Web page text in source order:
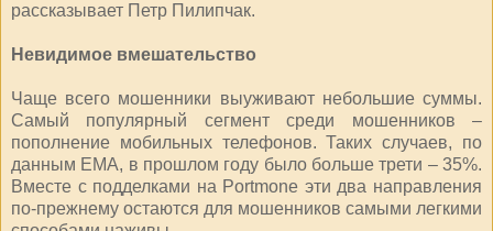
рассказывает Петр Пилипчак.
Невидимое вмешательство
Чаще всего мошенники выуживают небольшие суммы.
Самый популярный сегмент среди мошенников –
пополнение мобильных телефонов. Таких случаев, по
данным ЕМА, в прошлом году было больше трети – 35%.
Вместе с подделками на Portmone эти два направления
по-прежнему остаются для мошенников самыми легкими